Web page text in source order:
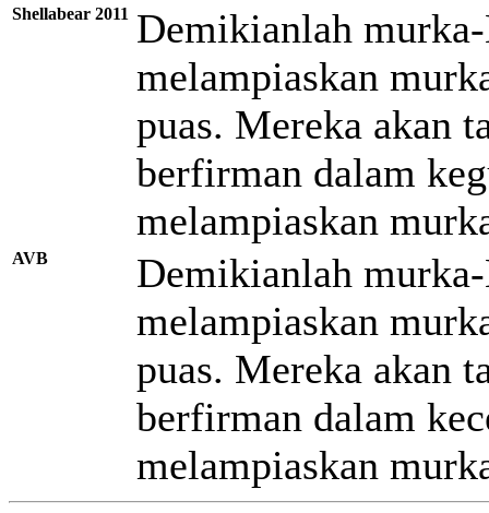
Shellabear 2011 Demikianlah
melampiaskan
puas. Mereka akan
berfirman dalam
melampiaskan
AVB
Demikianlah
melampiaskan
puas. Mereka akan
berfirman dalam
melampiaskan